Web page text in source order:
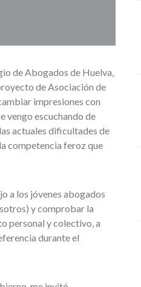
de Abogados de Huelva,
de Asociación de
impresiones con
vengo escuchando de
actuales dificultades de
competencia feroz que
a los jóvenes abogados
y comprobar la
personal y colectivo, a
durante el